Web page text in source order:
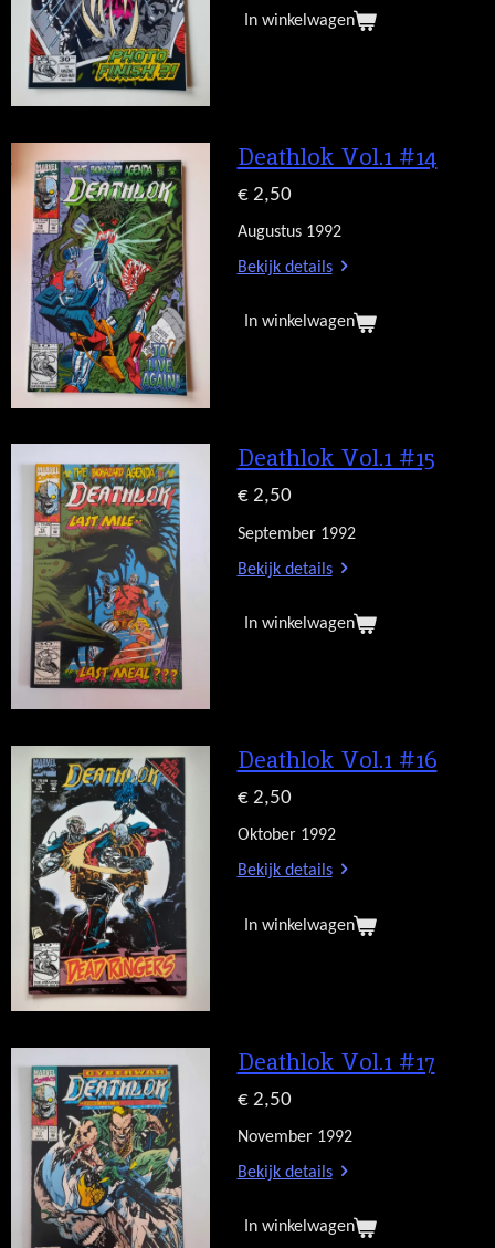
In winkelwagen
Deathlok Vol.1 #14
€ 2,50
Augustus 1992
Bekijk details
In winkelwagen
Deathlok Vol.1 #15
€ 2,50
September 1992
Bekijk details
In winkelwagen
Deathlok Vol.1 #16
€ 2,50
Oktober 1992
Bekijk details
In winkelwagen
Deathlok Vol.1 #17
€ 2,50
November 1992
Bekijk details
In winkelwagen